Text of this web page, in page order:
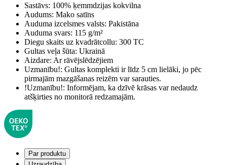
Sastāvs: 100% ķemmdzijas kokvilna
Audums: Mako satīns
Auduma izcelsmes valsts: Pakistāna
Auduma svars: 115 g/m²
Diegu skaits uz kvadrātcollu: 300 TC
Gultas veļa šūta: Ukrainā
Aizdare: Ar rāvējslēdzējiem
Uzmanību!: Gultas komplekti ir līdz 5 cm lielāki, jo pēc
pirmajām mazgāšanas reizēm var sarauties.
!Uzmanību!: Informējam, ka dzīvē krāsas var nedaudz
atšķirties no monitorā redzamajām.
Par produktu